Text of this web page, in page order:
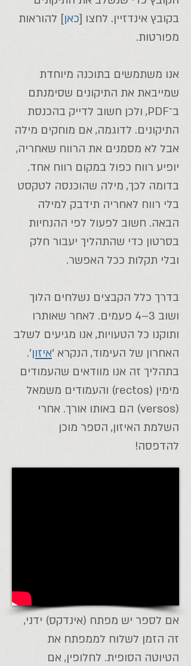
בקובץ אינדזיין. לחצו [כאן] להוראות
מפורטות.
אנו משתמשים בתוכנה מיוחדת
שמייבאת את התיקונים שסימנתם
ב־PDF, ולכן חשוב לדייק בהכנסת
התיקונים. לדוגמה, אם מוחקים מילה
אבל לא מסמנים את הרווח שאחריה,
יופיע רווח כפול במקום רווח אחד.
בדומה לכך, מילה שהוכנסה לטקסט
בלי רווח לאחריה תידבק למילה
הבאה. חשוב לפעול לפי ההנחיות
בסרטון כדי שהתהליך יעבור חלק
ובלי תקלות ככל האפשר.
בדרך כלל הקבצים נשלחים הלוך
ושוב 3–4 פעמים. לאחר שאותרו
ותוקנו כל הטעויות, אנו מגיעים לשלב
האחרון של העימוד, הנקרא 'איזון'.
בתהליך זה אנו מוודאים שהעמודים
מימין (rectos) והעמודים משמאל
(versos) הם באותו אורך. אחרי
השלמת האיזון, הספר מוכן
להדפסה!
אם לספר יש מפתח (אינדקס) ידני,
זה הזמן לשלוח לממפתח את
הטיוטה הסופית. לחלופין, אם